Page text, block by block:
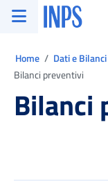
Vai al menu principale
Vai al contenuto
Vai al pie' di pagina
INPS ()
Home Dati e Bilanci
Bilanci preventivi
Bilanci